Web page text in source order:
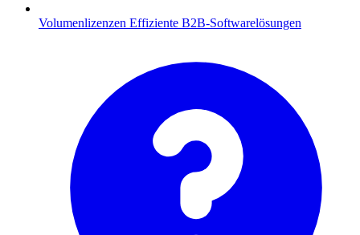
Volumenlizenzen Effiziente B2B-Softwarelösungen